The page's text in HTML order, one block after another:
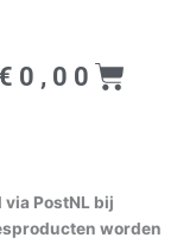
€ 0,00
PostNL bij
worden